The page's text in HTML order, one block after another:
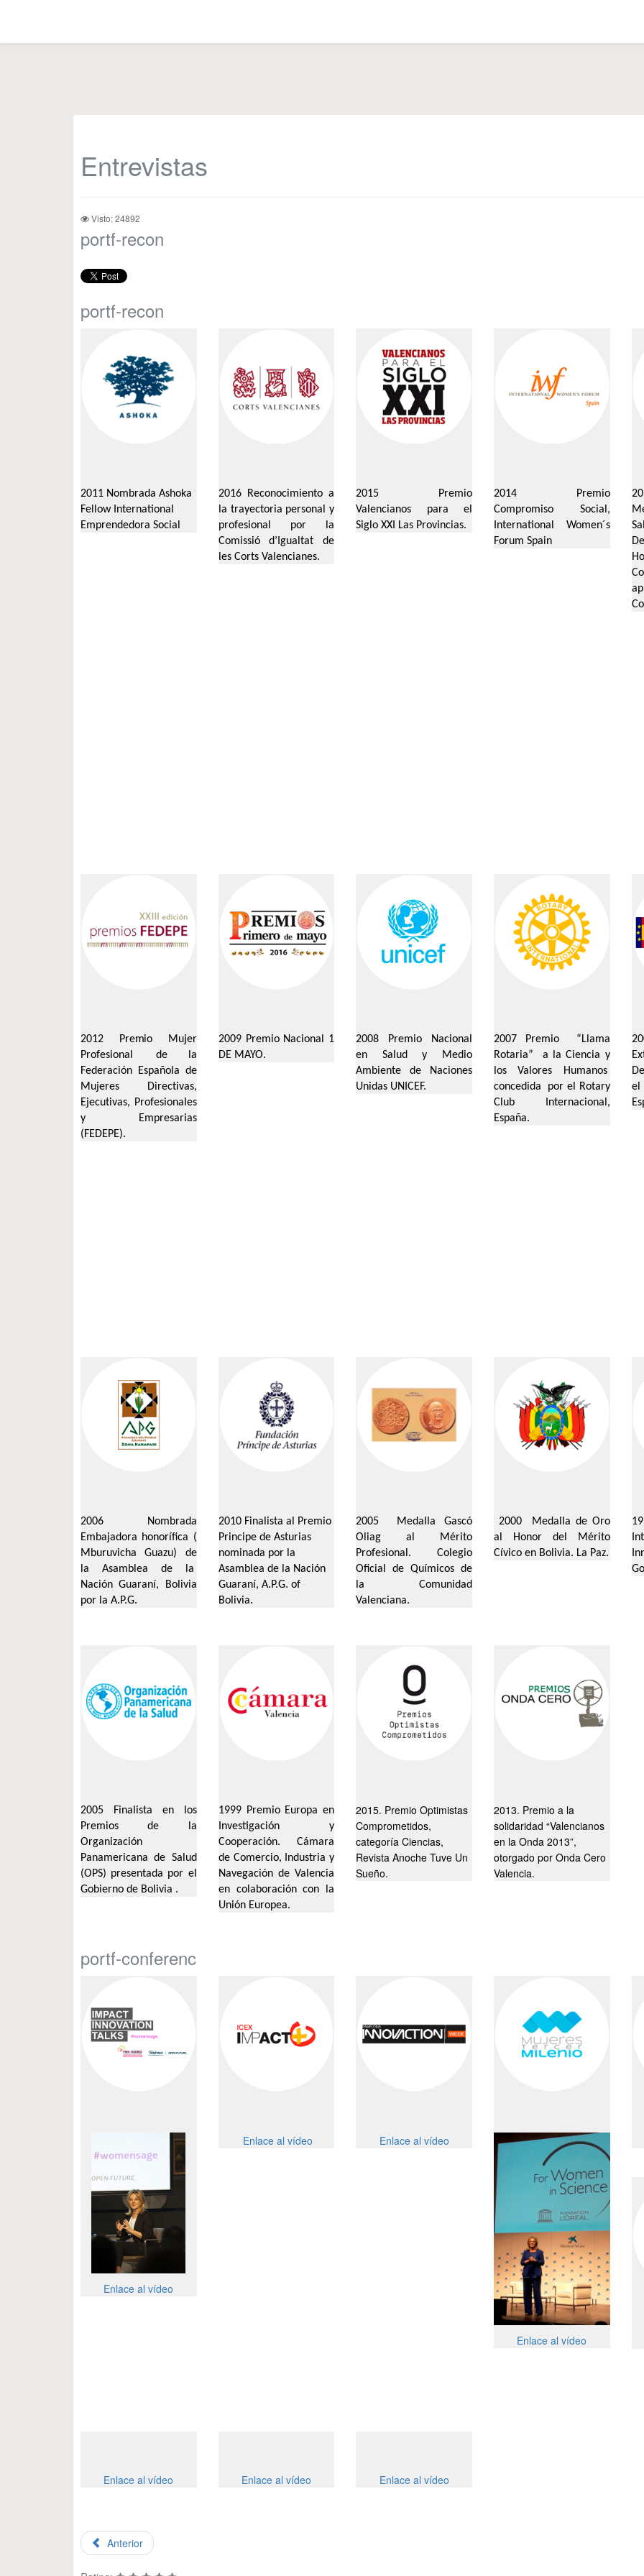
Entrevistas
Visto: 24892
portf-recon
portf-recon
2011 Nombrada Ashoka
Fellow International
Emprendedora Social
2016 Reconocimiento a
la trayectoria personal y
profesional por la
Comissió
d’Igualtat de
les Corts Valencianes.
2015 Premio
Valencianos para el
Siglo XXI Las Provincias.
2014 Premio
Compromiso Social,
International Women´s
Forum Spain
2012 Premio Mujer
Profesional de
la
Federación Española de
Mujeres Directivas,
Ejecutivas, Profesionales
y
Empresarias
(FEDEPE).
2009 PremioNacional 1
DE MAYO.
2008 Premio Nacional
en Salud y Medio
Ambiente de Naciones
Unidas UNICEF.
2007 Premio “Llama
Rotaria” a la Ciencia y
los Valores Humanos
concedida por el Rotary
Club Internacional,
España.
el
2006 Nombrada
Embajadora honorífica (
Mburuvicha
Guazu) de
la Asamblea de la
Nación Guaraní, Bolivia
por la A.P.G.
2010 Finalista al Premio
Principe de Asturias
nominada porla
Asamblea de la Nación
Guaraní, A.P.G. of
Bolivia.
2005 Medalla Gascó
Oliag al Mérito
Profesional. Colegio
Oficial de Químicos de
la Comunidad
Valenciana.
2000 Medalla de Oro
al Honor del Mérito
Cívico en Bolivia. La Paz.
2005
Finalista en los
Premios de la
Organización
Panamericana de Salud
(OPS) presentada por el
Gobierno de Bolivia .
1999 Premio Europa en
Investigación y
Cooperación. Cámara
de Comercio, Industria y
Navegación de Valencia
en colaboración con la
Unión Europea.
2015. Premio Optimistas
Comprometidos,
categoría Ciencias,
Revista Anoche Tuve Un
Sueño.
2013. Premio a la
solidaridad “Valencianos
en la Onda 2013”,
otorgado por Onda Cero
Valencia.
portf-conferenc
Enlace al vídeo
Enlace al vídeo Enlace al vídeo
Enlace al vídeo
Enlace al vídeo